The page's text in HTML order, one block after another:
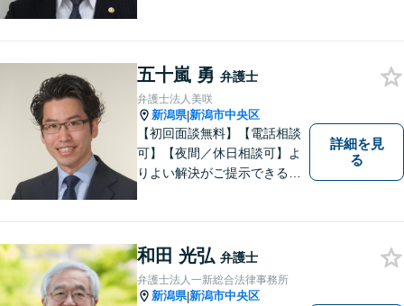
ーな対応を心がけておりま
す。相談先をお探しの方もお
気軽にご相談ください。
五十嵐 勇 弁護士
弁護士法人美咲
新潟県|新潟市中央区
【初回面談無料】【電話相談
可】【夜間／休日相談可】よ
りよい解決がご提示できるよ
詳細を見
る
和田 光弘 弁護士
弁護士法人一新総合法律事務所
新潟県|新潟市中央区